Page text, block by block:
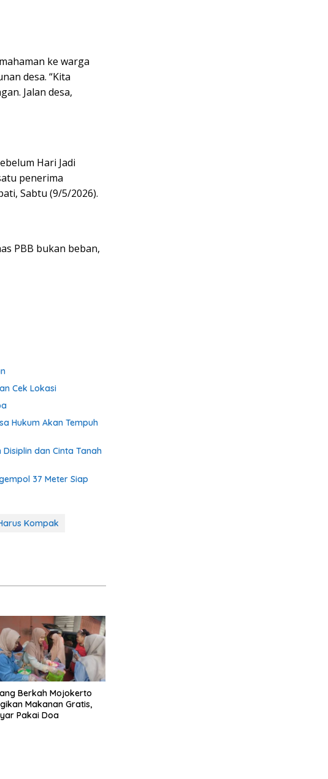
ke warga
desa. “Kita
Jalan desa,
Hari Jadi
penerima
Sabtu (9/5/2026).
PBB bukan beban,
Cek Lokasi
Hukum Akan Tempuh
Disiplin dan Cinta Tanah
37 Meter Siap
Kompak
Berkah Mojokerto
Makanan Gratis,
Pakai Doa